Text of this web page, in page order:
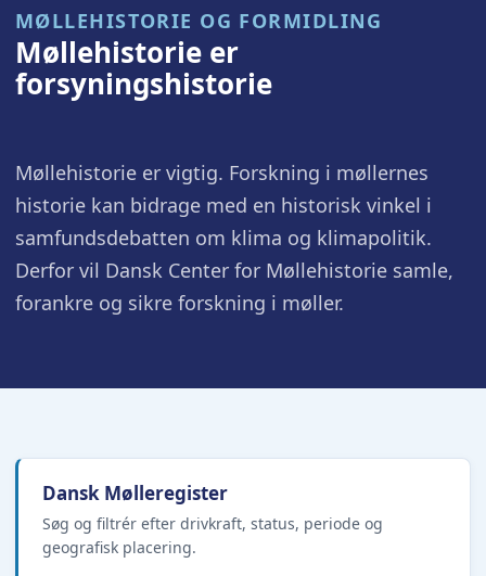
MØLLEHISTORIE OG FORMIDLING
Møllehistorie er
forsyningshistorie
Møllehistorie er vigtig. Forskning i møllernes
historie kan bidrage med en historisk vinkel i
samfundsdebatten om klima og klimapolitik.
Derfor vil Dansk Center for Møllehistorie samle,
forankre og sikre forskning i møller.
Dansk Mølleregister
Søg og filtrér efter drivkraft, status, periode og
geografisk placering.